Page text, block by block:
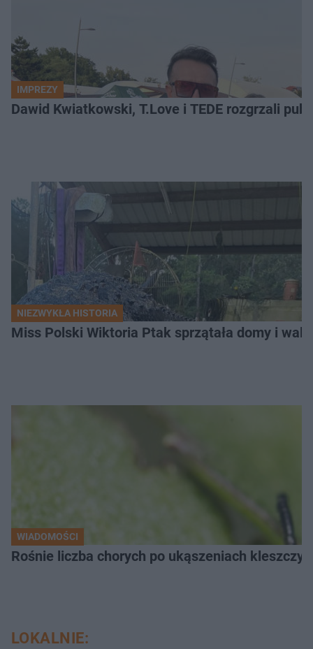
IMPREZY
Dawid Kwiatkowski, T.Love i TEDE rozgrzali
NIEZWYKŁA HISTORIA
Miss Polski Wiktoria Ptak sprzątała domy i
WIADOMOŚCI
Rośnie liczba chorych po ukąszeniach
LOKALNIE: